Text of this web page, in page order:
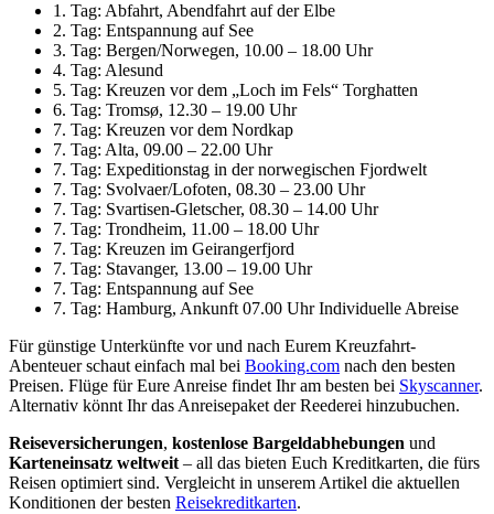
1. Tag: Abfahrt, Abendfahrt auf der Elbe
2. Tag: Entspannung auf See
3. Tag: Bergen/Norwegen, 10.00 – 18.00 Uhr
4. Tag: Alesund
5. Tag: Kreuzen vor dem „Loch im Fels“ Torghatten
6. Tag: Tromsø, 12.30 – 19.00 Uhr
7. Tag: Kreuzen vor dem Nordkap
7. Tag: Alta, 09.00 – 22.00 Uhr
7. Tag: Expeditionstag in der norwegischen Fjordwelt
7. Tag: Svolvaer/Lofoten, 08.30 – 23.00 Uhr
7. Tag: Svartisen-Gletscher, 08.30 – 14.00 Uhr
7. Tag: Trondheim, 11.00 – 18.00 Uhr
7. Tag: Kreuzen im Geirangerfjord
7. Tag: Stavanger, 13.00 – 19.00 Uhr
7. Tag: Entspannung auf See
7. Tag: Hamburg, Ankunft 07.00 Uhr Individuelle Abreise
Für günstige Unterkünfte vor und nach Eurem Kreuzfahrt-
Abenteuer schaut einfach mal bei Booking.com nach den besten
Preisen. Flüge für Eure Anreise findet Ihr am besten bei Skyscanner.
Alternativ könnt Ihr das Anreisepaket der Reederei hinzubuchen.
Reiseversicherungen, kostenlose Bargeldabhebungen und
Karteneinsatz weltweit– all das bieten Euch Kreditkarten, die fürs
Reisen optimiert sind. Vergleicht in unserem Artikel die aktuellen
Konditionen der besten Reisekreditkarten.